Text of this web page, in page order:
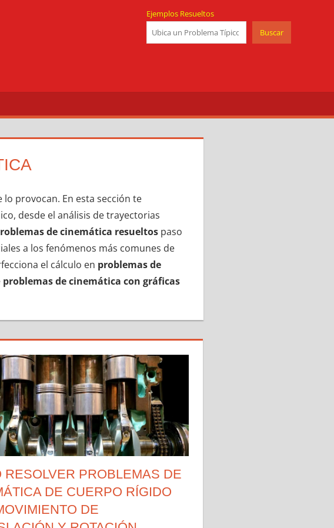
Ejemplos Resueltos
Buscar
provocan. En esta sección te
desde el análisis de trayectorias
de cinemática resueltos paso
a los fenómenos más comunes de
el cálculo en problemas de
problemas de cinemática con gráficas
RESOLVER PROBLEMAS DE
DE CUERPO RÍGIDO
DE